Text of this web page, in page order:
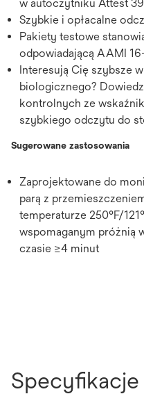
w autoczytniku Attest
Szybkie i opłacalne
Pakiety testowe
odpowiadającą AAMI
Interesują Cię szybsze
biologicznego?
kontrolnych ze
szybkiego odczytu do
Sugerowane zastosowania
Zaprojektowane do
parą z
temperaturze 250°F/
wspomaganym próżnią
czasie ≥4 minut